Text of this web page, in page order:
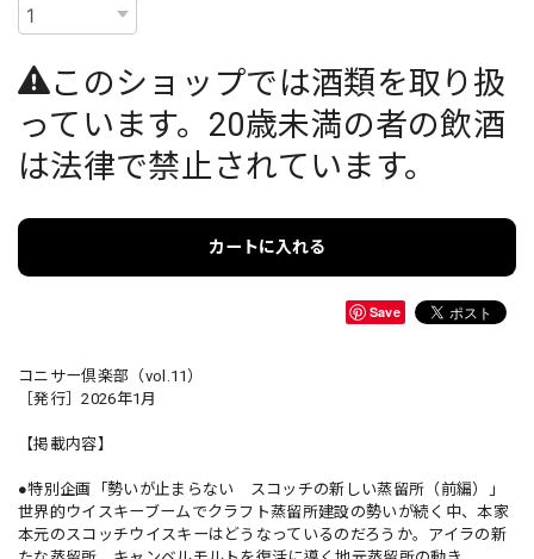
このショップでは酒類を取り扱
っています。20歳未満の者の飲酒
は法律で禁止されています。
カートに入れる
Save
コニサー倶楽部（vol.11）
［発行］2026年1月
【掲載内容】
●特別企画「勢いが止まらない スコッチの新しい蒸留所（前編）」
世界的ウイスキーブームでクラフト蒸留所建設の勢いが続く中、本家
本元のスコッチウイスキーはどうなっているのだろうか。アイラの新